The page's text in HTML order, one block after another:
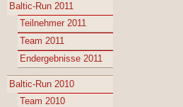
Baltic-Run 2011
Teilnehmer 2011
Team 2011
Endergebnisse 2011
Baltic-Run 2010
Team 2010